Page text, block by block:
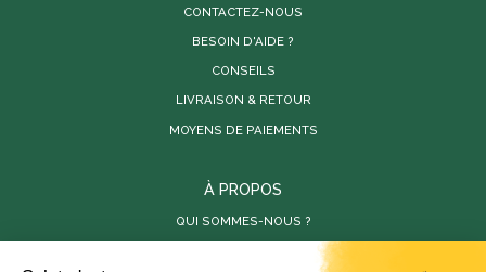
CONTACTEZ-NOUS
BESOIN D'AIDE ?
CONSEILS
LIVRAISON & RETOUR
MOYENS DE PAIEMENTS
À PROPOS
QUI SOMMES-NOUS ?